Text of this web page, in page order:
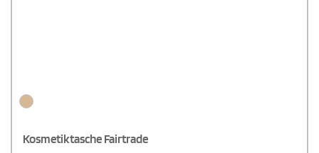
Kosmetiktasche Fairtrade